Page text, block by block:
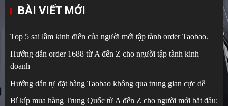
BÀI VIẾT MỚI
Top 5 sai lầm kinh điển của người mới tập tành order Taobao.
Hướng dẫn order 1688 từ A đến Z cho người tập tành kinh
doanh
Hướng dẫn tự đặt hàng Taobao không qua trung gian cực dễ
Bí kíp mua hàng Trung Quốc từ A đến Z cho người mới bắt đầu: